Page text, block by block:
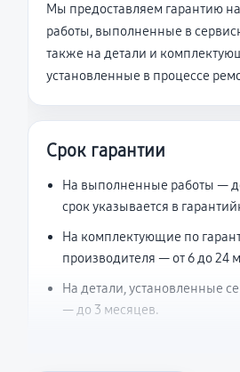
Мы предоставляем гарантию
работы, выполненные в
также на детали и
установленные в процессе
Срок гарантии
На выполненные работы —
срок указывается в
На комплектующие по
производителя — от 6 до 24
На детали, установленные
— до 3 месяцев.